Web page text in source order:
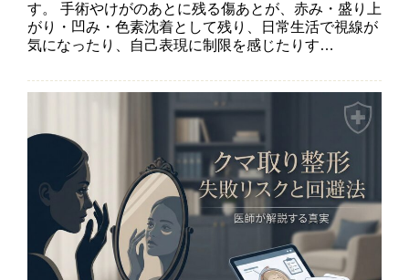
す。 手術やけがのあとに残る傷あとが、赤み・盛り上
がり・凹み・色素沈着として残り、日常生活で視線が
気になったり、自己表現に制限を感じたりす…